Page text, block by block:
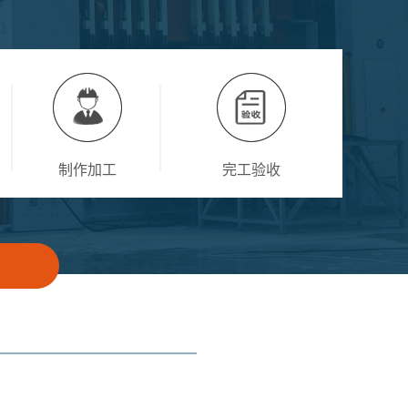
制作加工 完工验收